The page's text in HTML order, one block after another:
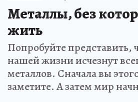
Металлы, без
жить
Попробуйте представить,
нашей жизни исчезнут
металлов. Сначала вы
заметите. А затем мир